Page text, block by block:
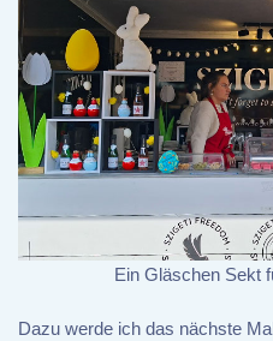
Ein Gläschen Sekt
Dazu werde ich das nächste